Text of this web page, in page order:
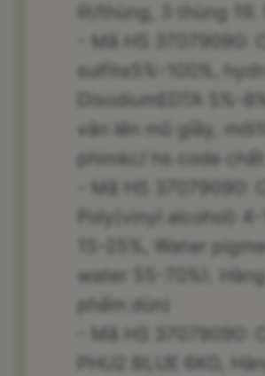
lít/thùng, 3 thùng
- Mã HS 37079090:
sulfite5%-100%,
DisodiumEDTA 5%-
văn lên mũ giầy,
phimkc/ hs code
- Mã HS 37079090:
Poly(vinyl alcohol)
15-25%, Water
water 55-70%).
phẩm dùn)
- Mã HS 37079090:
PHU2 BLUE 6KG,